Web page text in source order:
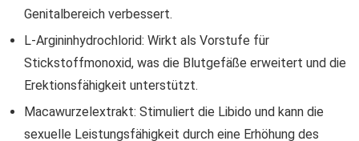
Genitalbereich verbessert.
L-Argininhydrochlorid: Wirkt als Vorstufe für
Stickstoffmonoxid, was die Blutgefäße erweitert und die
Erektionsfähigkeit unterstützt.
Macawurzelextrakt: Stimuliert die Libido und kann die
sexuelle Leistungsfähigkeit durch eine Erhöhung des